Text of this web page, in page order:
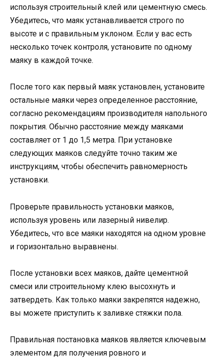
используя строительный клей или цементную смесь.
Убедитесь, что маяк устанавливается строго по
высоте и с правильным уклоном. Если у вас есть
несколько точек контроля, установите по одному
маяку в каждой точке.
После того как первый маяк установлен, установите
остальные маяки через определенное расстояние,
согласно рекомендациям производителя напольного
покрытия. Обычно расстояние между маяками
составляет от 1 до 1,5 метра. При установке
следующих маяков следуйте точно таким же
инструкциям, чтобы обеспечить равномерность
установки.
Проверьте правильность установки маяков,
используя уровень или лазерный нивелир.
Убедитесь, что все маяки находятся на одном уровне
и горизонтально выравнены.
После установки всех маяков, дайте цементной
смеси или строительному клею высохнуть и
затвердеть. Как только маяки закрепятся надежно,
вы можете приступить к заливке стяжки пола.
Правильная постановка маяков является ключевым
элементом для получения ровного и